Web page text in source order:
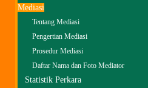
Mediasi
Tentang Mediasi
Pengertian Mediasi
Prosedur Mediasi
Daftar Nama dan Foto Mediator
Statistik Perkara